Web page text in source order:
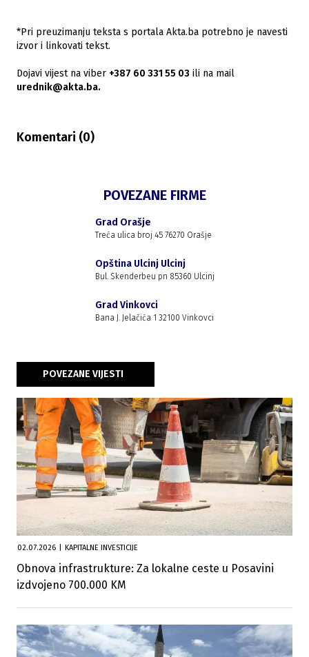
*Pri preuzimanju teksta s portala Akta.ba potrebno je navesti
izvor i linkovati tekst.
Dojavi vijest na viber +387 60 331 55 03 ili na mail
urednik@akta.ba.
Komentari (0)
POVEZANE FIRME
Grad Orašje
Treća ulica broj 45 76270 Orašje
Opština Ulcinj Ulcinj
Bul. Skenderbeu pn 85360 Ulcinj
Grad Vinkovci
Bana J. Jelačića 1 32100 Vinkovci
POVEZANE VIJESTI
02.07.2026 KAPITALNE INVESTICIJE
Obnova infrastrukture: Za lokalne ceste u Posavini
izdvojeno 700.000 KM